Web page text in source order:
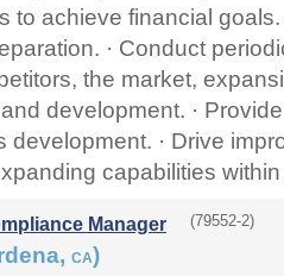
to achieve financial
· Conduct
the market,
development. ·
development. · Drive
capabilities
Manager (79552-2)
CA)